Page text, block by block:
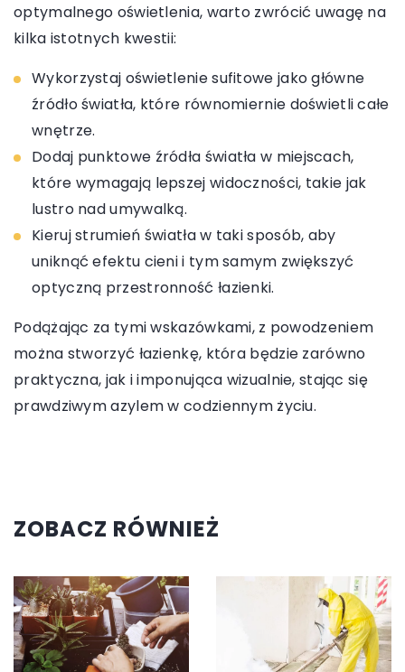
optymalnego oświetlenia, warto zwrócić uwagę na
kilka istotnych kwestii:
Wykorzystaj oświetlenie sufitowe jako główne
źródło światła, które równomiernie doświetli całe
wnętrze.
Dodaj punktowe źródła światła w miejscach,
które wymagają lepszej widoczności, takie jak
lustro nad umywalką.
Kieruj strumień światła w taki sposób, aby
uniknąć efektu cieni i tym samym zwiększyć
optyczną przestronność łazienki.
Podążając za tymi wskazówkami, z powodzeniem
można stworzyć łazienkę, która będzie zarówno
praktyczna, jak i imponująca wizualnie, stając się
prawdziwym azylem w codziennym życiu.
ZOBACZ RÓWNIEŻ